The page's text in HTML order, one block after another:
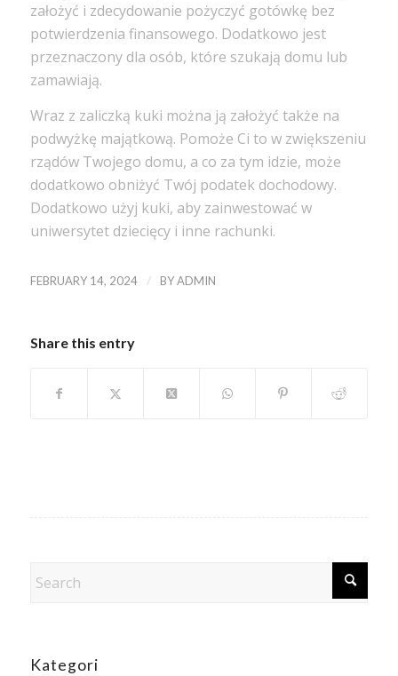
założyć i zdecydowanie pożyczyć gotówkę bez
potwierdzenia finansowego. Dodatkowo jest
przeznaczony dla osób, które szukają domu lub
zamawiają.
Wraz z zaliczką kuki można ją założyć także na
podwyżkę majątkową. Pomoże Ci to w zwiększeniu
rządów Twojego domu, a co za tym idzie, może
dodatkowo obniżyć Twój podatek dochodowy.
Dodatkowo użyj kuki, aby zainwestować w
uniwersytet dziecięcy i inne rachunki.
FEBRUARY 14, 2024 / BYADMIN
Share this entry
Kategori